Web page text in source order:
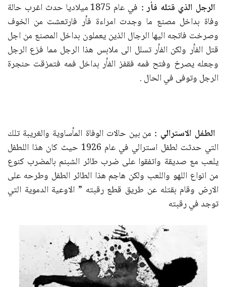
الرجل الذي قتله فأر :
في عام 1875 ميلاديا حدث اغرب حالة
وفاة بداخل مصنع ما وجدت امراءة فأر فارتعشت من الخوف
وصرخت فاتجه اليها الرجال الذين يعملون بداخل المصنع من اجل
قتل الفأر ولكن الفأر تسلل الى ملابس هذا الرجل مما فزع الرجل
وجعله يصرخ وفتح فمه فقفز الفأر بداخل فمه فتمزقت حنجرة
الرجل وتوفى في الحال .
الطفل الاسترالي : من بين حالات الوفاة المأساوية والغريبة تلك
التي حدثت لطفل استرالي في عام 1926 حيث كان هذا اللطفل
يلعب مع صديقة واتفقوا على ضرب طائر الشبنم بالمضرب كنوع
من انواع اللهو واللعب ولكن هاجم هذا الطائر الطفل وطرحه على
الارض وقام بقتله عن طريق قطع رقبته ” الاوعية الدموية التي
توجد في رقبته